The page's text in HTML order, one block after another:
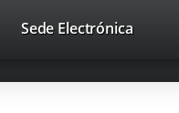
nosotros Contacto
Sede ElectrónicaEnlace